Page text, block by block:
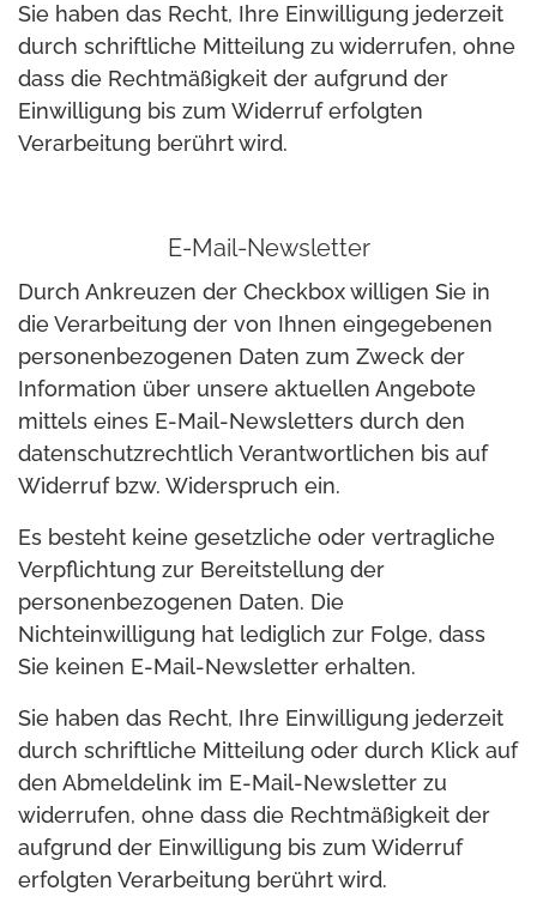
Sie haben das Recht, Ihre Einwilligung jederzeit
durch schriftliche Mitteilung zu widerrufen, ohne
dass die Rechtmäßigkeit der aufgrund der
Einwilligung bis zum Widerruf erfolgten
Verarbeitung berührt wird.
E-Mail-Newsletter
Durch Ankreuzen der Checkbox willigen Sie in
die Verarbeitung der von Ihnen eingegebenen
personenbezogenen Daten zum Zweck der
Information über unsere aktuellen Angebote
mittels eines E-Mail-Newsletters durch den
datenschutzrechtlich Verantwortlichen bis auf
Widerruf bzw. Widerspruch ein.
Es besteht keine gesetzliche oder vertragliche
Verpflichtung zur Bereitstellung der
personenbezogenen Daten. Die
Nichteinwilligung hat lediglich zur Folge, dass
Sie keinen E-Mail-Newsletter erhalten.
Sie haben das Recht, Ihre Einwilligung jederzeit
durch schriftliche Mitteilung oder durch Klick auf
den Abmeldelink im E-Mail-Newsletter zu
widerrufen, ohne dass die Rechtmäßigkeit der
aufgrund der Einwilligung bis zum Widerruf
erfolgten Verarbeitung berührt wird.